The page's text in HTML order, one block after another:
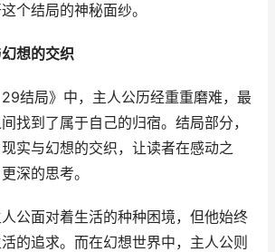
个结局的神秘面纱。
想的交织
结局》中，主人公历经重重磨难，最
找到了属于自己的归宿。结局部分，
实与幻想的交织，让读者在感动之
深的思考。
公面对着生活的种种困境，但他始终
的追求。而在幻想世界中，主人公则